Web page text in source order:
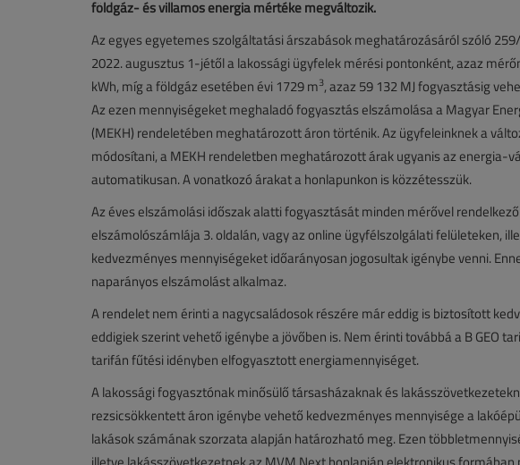
földgáz- és villamos energia mértéke megváltozik.
Az egyes egyetemes szolgáltatási árszabások meghatározásáról szóló
2022. augusztus 1-jétől a lakossági ügyfelek mérési pontonként, azaz
kWh, míg a földgáz esetében évi 1729 m3, azaz 59 132 MJ fogyasztásig
Az ezen mennyiségeket meghaladó fogyasztás elszámolása a Magyar
(MEKH) rendeletében meghatározott áron történik. Az ügyfeleinknek a
módosítani, a MEKH rendeletben meghatározott árak ugyanis az energia-
automatikusan. A vonatkozó árakat a honlapunkon is közzétesszük.
Az éves elszámolási időszak alatti fogyasztását minden mérővel
elszámolószámlája 3. oldalán, vagy az online ügyfélszolgálati felületeken,
kedvezményes mennyiségeket időarányosan jogosultak igénybe venni.
naparányos elszámolást alkalmaz.
A rendelet nem érinti a nagycsaládosok részére már eddig is biztosított
eddigiek szerint vehető igénybe a jövőben is. Nem érinti továbbá a B GEO
tarifán fűtési idényben elfogyasztott energiamennyiséget.
A lakossági fogyasztónak minősülő társasházaknak és
rezsicsökkentett áron igénybe vehető kedvezményes mennyisége a
lakások számának szorzata alapján határozható meg. Ezen